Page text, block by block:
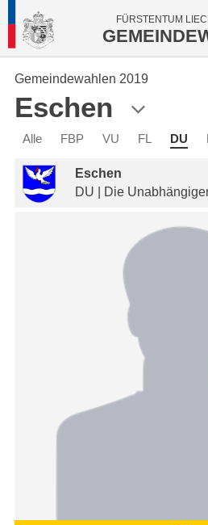
FÜRSTENTUM
Gemeindewahlen 2019
Eschen
Alle FBP VU FL DU
Eschen
DU | Die